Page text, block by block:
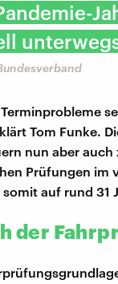
Tom Funke.
nun aber
Prüfungen im
auf rund 31
der